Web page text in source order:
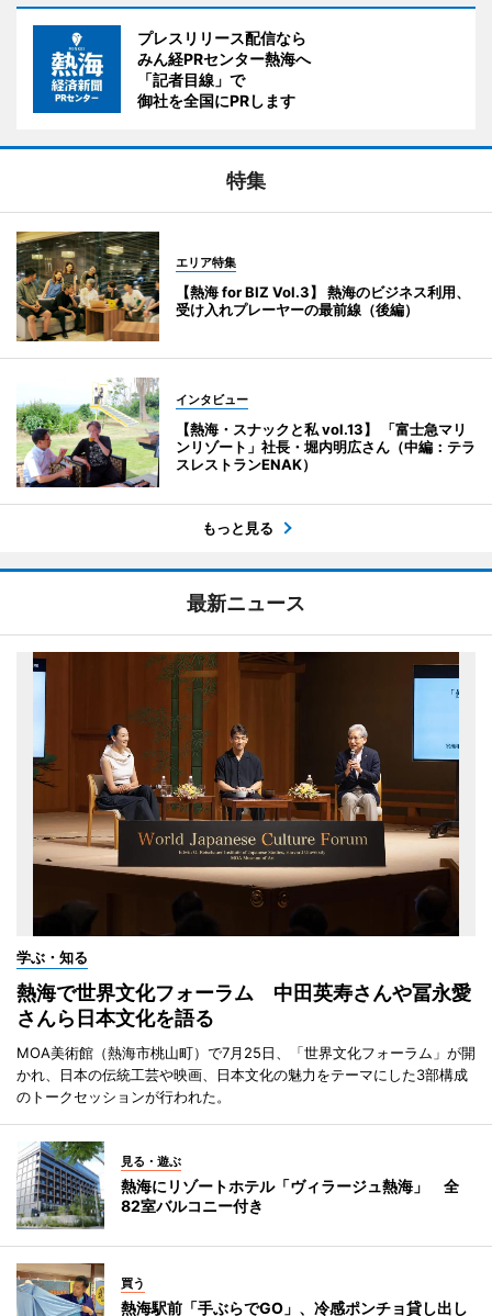
プレスリリース配信なら
みん経PRセンター熱海へ
「記者目線」で
御社を全国にPRします
特集
エリア特集
【熱海 for BIZ Vol.3】 熱海のビジネス利用、
受け入れプレーヤーの最前線（後編）
インタビュー
【熱海・スナックと私 vol.13】 「富士急マリ
ンリゾート」社長・堀内明広さん（中編：テラ
スレストランENAK）
もっと見る
最新ニュース
学ぶ・知る
熱海で世界文化フォーラム 中田英寿さんや冨永愛
さんら日本文化を語る
MOA美術館（熱海市桃山町）で7月25日、「世界文化フォーラム」が開
かれ、日本の伝統工芸や映画、日本文化の魅力をテーマにした3部構成
のトークセッションが行われた。
見る・遊ぶ
熱海にリゾートホテル「ヴィラージュ熱海」 全
82室バルコニー付き
買う
熱海駅前「手ぶらでGO」、冷感ポンチョ貸し出し